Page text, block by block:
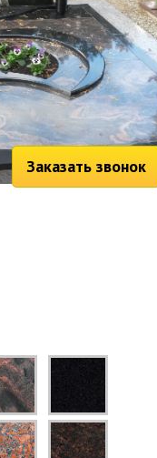
Заказать звонок